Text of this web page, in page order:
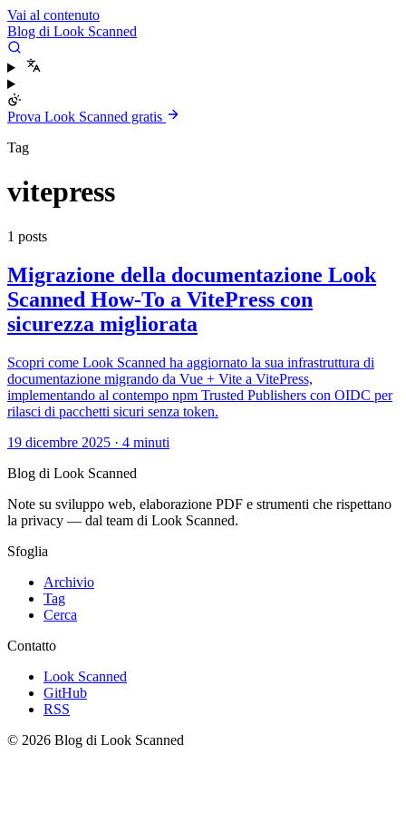
Vai al contenuto
Blog di Look Scanned
Prova Look Scanned gratis
Tag
vitepress
1 posts
Migrazione della documentazione Look
Scanned How-To a VitePress con
sicurezza migliorata
Scopri come Look Scanned ha aggiornato la sua infrastruttura di
documentazione migrando da Vue + Vite a VitePress,
implementando al contempo npm Trusted Publishers con OIDC per
rilasci di pacchetti sicuri senza token.
19 dicembre 2025 · 4 minuti
Blog di Look Scanned
Note su sviluppo web, elaborazione PDF e strumenti che rispettano
la privacy — dal team di Look Scanned.
Sfoglia
Archivio
Tag
Cerca
Contatto
Look Scanned
GitHub
RSS
© 2026 Blog di Look Scanned